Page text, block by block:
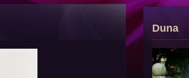
Duna